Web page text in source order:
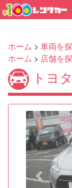
ホーム > 車両を
ホーム > 店舗を
トヨ
Previous